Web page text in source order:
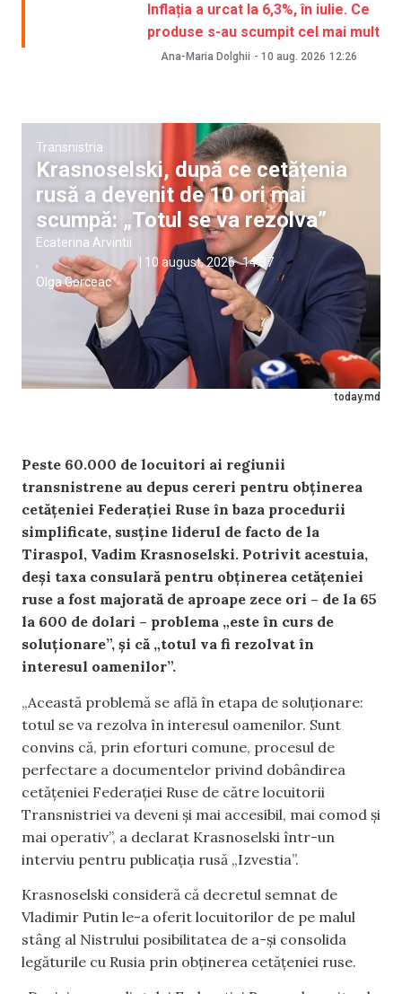
Inflația a urcat la 6,3%, în iulie. Ce
produse s-au scumpit cel mai mult
Ana-Maria Dolghii - 10 aug. 2026 12:26
today.md
Transnistria
Krasnoselski, după ce cetățenia
rusă a devenit de 10 ori mai
scumpă: „Totul se va rezolva”
Ecaterina Arvintii
,
Olga Gorceac
10 august, 2026 14:37
Peste 60.000 de locuitori ai regiunii
transnistrene au depus cereri pentru obținerea
cetățeniei Federației Ruse în baza procedurii
simplificate, susține liderul de facto de la
Tiraspol, Vadim Krasnoselski. Potrivit acestuia,
deși taxa consulară pentru obținerea cetățeniei
ruse a fost majorată de aproape zece ori – de la 65
la 600 de dolari – problema „este în curs de
soluționare”, și că „totul va fi rezolvat în
interesul oamenilor”.
„Această problemă se află în etapa de soluționare:
totul se va rezolva în interesul oamenilor. Sunt
convins că, prin eforturi comune, procesul de
perfectare a documentelor privind dobândirea
cetățeniei Federației Ruse de către locuitorii
Transnistriei va deveni și mai accesibil, mai comod și
mai operativ”, a declarat Krasnoselski într-un
interviu pentru publicația rusă „Izvestia”.
Krasnoselski consideră că decretul semnat de
Vladimir Putin le-a oferit locuitorilor de pe malul
stâng al Nistrului posibilitatea de a-și consolida
legăturile cu Rusia prin obținerea cetățeniei ruse.